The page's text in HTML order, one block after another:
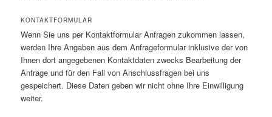
KONTAKTFORMULAR
Wenn Sie uns per Kontaktformular Anfragen zukommen lassen,
werden Ihre Angaben aus dem Anfrageformular inklusive der von
Ihnen dort angegebenen Kontaktdaten zwecks Bearbeitung der
Anfrage und für den Fall von Anschlussfragen bei uns
gespeichert. Diese Daten geben wir nicht ohne Ihre Einwilligung
weiter.